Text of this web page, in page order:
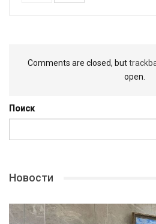
Comments are closed, but
open.
Поиск
Новости